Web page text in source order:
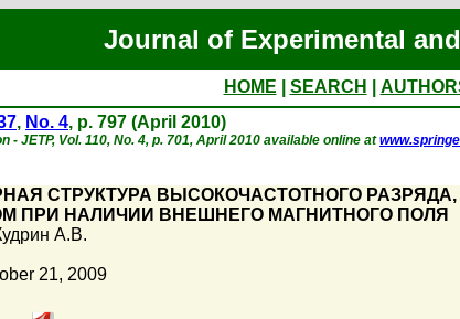
Journal of Experimental
HOME SEARCH
, No. 4, p. 797 (April 2010)
- JETP, Vol. 110, No. 4, p. 701, April 2010 available online at
СТРУКТУРА ВЫСОКОЧАСТОТНОГО
ПРИ НАЛИЧИИ ВНЕШНЕГО МАГНИТНОГО ПОЛЯ
А.В.
21, 2009